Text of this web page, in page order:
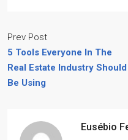
Prev Post
5 Tools Everyone In The
Real Estate Industry Should
Be Using
Eusébio